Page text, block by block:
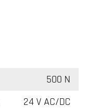
500 N
24 V AC/DC